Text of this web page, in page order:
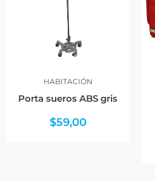
HABITACIÓN
Porta sueros ABS gris
$59,00